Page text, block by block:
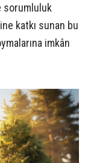
sorumluluk
katkı sunan bu
imkân